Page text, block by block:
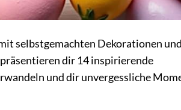
selbstgemachten Dekorationen und
dir 14 inspirierende
und dir unvergessliche